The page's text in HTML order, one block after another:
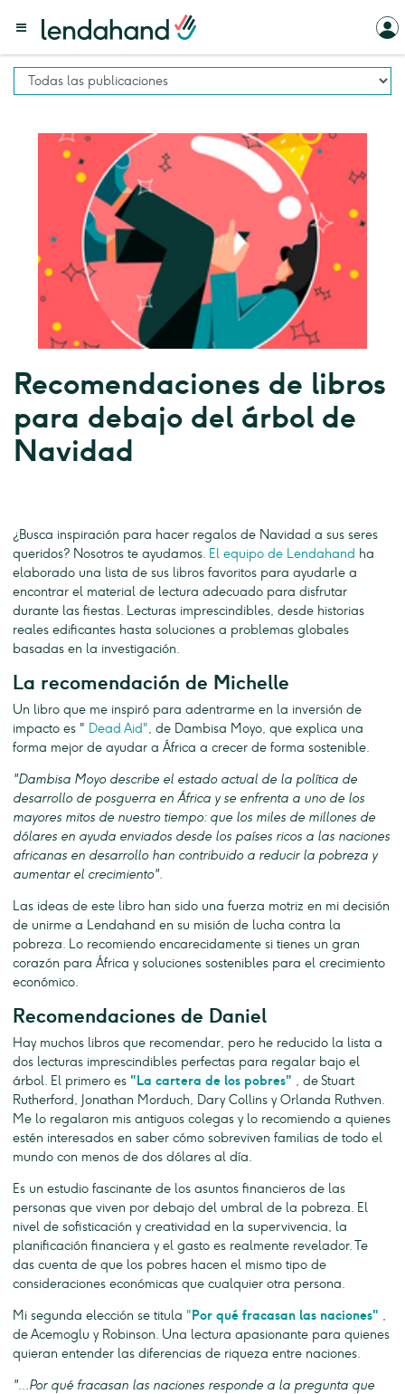
Recomendaciones de libros
para debajo del árbol de
Navidad
¿Busca inspiración para hacer regalos de Navidad a sus seres
queridos? Nosotros te ayudamos. El equipo de Lendahand ha
elaborado una lista de sus libros favoritos para ayudarle a
encontrar el material de lectura adecuado para disfrutar
durante las fiestas. Lecturas imprescindibles, desde historias
reales edificantes hasta soluciones a problemas globales
basadas en la investigación.
La recomendación de Michelle
Un libro que me inspiró para adentrarme en la inversión de
impacto es " Dead Aid", de Dambisa Moyo, que explica una
forma mejor de ayudar a África a crecer de forma sostenible.
"Dambisa Moyo describe el estado actual de la política de
desarrollo de posguerra en África y se enfrenta a uno de los
mayores mitos de nuestro tiempo: que los miles de millones de
dólares en ayuda enviados desde los países ricos a las naciones
africanas en desarrollo han contribuido a reducir la pobreza y
aumentar el crecimiento".
Las ideas de este libro han sido una fuerza motriz en mi decisión
de unirme a Lendahand en su misión de lucha contra la
pobreza. Lo recomiendo encarecidamente si tienes un gran
corazón para África y soluciones sostenibles para el crecimiento
económico.
Recomendaciones de Daniel
Hay muchos libros que recomendar, pero he reducido la lista a
dos lecturas imprescindibles perfectas para regalar bajo el
árbol. El primero es "La cartera de los pobres" , de Stuart
Rutherford, Jonathan Morduch, Dary Collins y Orlanda Ruthven.
Me lo regalaron mis antiguos colegas y lo recomiendo a quienes
estén interesados en saber cómo sobreviven familias de todo el
mundo con menos de dos dólares al día.
Es un estudio fascinante de los asuntos financieros de las
personas que viven por debajo del umbral de la pobreza. El
nivel de sofisticación y creatividad en la supervivencia, la
planificación financiera y el gasto es realmente revelador. Te
das cuenta de que los pobres hacen el mismo tipo de
consideraciones económicas que cualquier otra persona.
Mi segunda elección se titula " Por qué fracasan las naciones" ,
de Acemoglu y Robinson. Una lectura apasionante para quienes
quieran entender las diferencias de riqueza entre naciones.
"...Por qué fracasan las naciones responde a la pregunta que